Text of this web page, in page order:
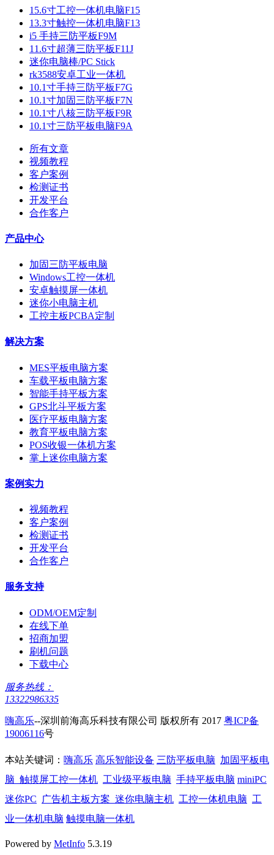
15.6寸工控一体机电脑F15
13.3寸触控一体机电脑F13
i5 手持三防平板F9M
11.6寸超薄三防平板F11J
迷你电脑棒/PC Stick
rk3588安卓工业一体机
10.1寸手持三防平板F7G
10.1寸加固三防平板F7N
10.1寸八核三防平板F9R
10.1寸三防平板电脑F9A
所有文章
视频教程
客户案例
检测证书
开发平台
合作客户
产品中心
加固三防平板电脑
Windows工控一体机
安卓触摸屏一体机
迷你小电脑主机
工控主板PCBA定制
解决方案
MES平板电脑方案
车载平板电脑方案
智能手持平板方案
GPS北斗平板方案
医疗平板电脑方案
教育平板电脑方案
POS收银一体机方案
掌上迷你电脑方案
案例实力
视频教程
客户案例
检测证书
开发平台
合作客户
服务支持
ODM/OEM定制
在线下单
招商加盟
刷机问题
下载中心
服务热线：
13322986335
嗨高乐--深圳前海高乐科技有限公司 版权所有 2017 粤ICP备
19006116号
本站关键词： 嗨高乐 高乐智能设备 三防平板电脑 加固平板电
脑 触摸屏工控一体机 工业级平板电脑 手持平板电脑 miniPC
迷你PC
广告机主板方案 迷你电脑主机 工控一体机电脑 工
业一体机电脑 触摸电脑一体机
Powered by MetInfo 5.3.19